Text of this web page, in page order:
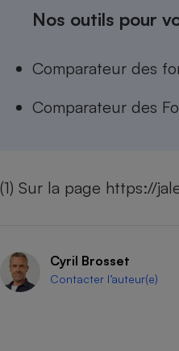
Nos outils pour
Comparateur des
Comparateur des
(1) Sur la page https://
Cyril Brosset
Contacter l’auteur(e)